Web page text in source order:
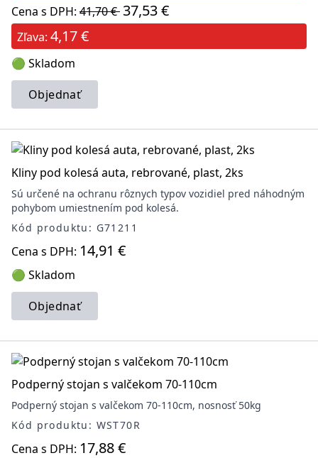
Cena s DPH: 41,70 €37,53 €
Zľava: 4,17 €
🟢 Skladom
Objednať
Kliny pod kolesá auta, rebrované, plast, 2ks
Sú určené na ochranu rôznych typov vozidiel pred náhodným
pohybom umiestnením pod kolesá.
Kód produktu: G71211
Cena s DPH: 14,91 €
🟢 Skladom
Objednať
Podperný stojan s valčekom 70-110cm
Podperný stojan s valčekom 70-110cm, nosnosť 50kg
Kód produktu: WST70R
Cena s DPH: 17,88 €